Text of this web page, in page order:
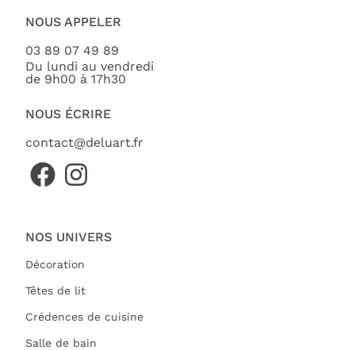
NOUS APPELER
03 89 07 49 89
Du lundi au vendredi
de 9h00 à 17h30
NOUS ÉCRIRE
contact@deluart.fr
NOS UNIVERS
Décoration
Têtes de lit
Crédences de cuisine
Salle de bain